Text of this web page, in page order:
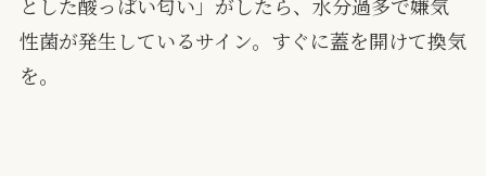
とした酸っぱい匂い」がしたら、水分過多で嫌気
性菌が発生しているサイン。すぐに蓋を開けて換気
を。